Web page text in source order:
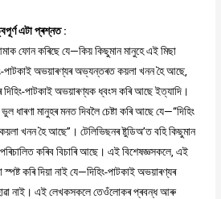
এটা প্ৰশ্নত :
ফোন কৰিছে যে—কিয় কিছুমান মানুহে এই মিছা
পাটকাই অভয়াৰণ্যৰ অভ্যন্তৰত কয়লা খনন হৈ আছে,
দিহিং-পাটকাই অভয়াৰণ্যক ধ্বংস কৰি আছে ইত্যাদি।
ধাৰণা মানুহৰ মনত দিবলৈ চেষ্টা কৰি আছে যে—“দিহিং
খনন হৈ আছে’’। টেলিভিছনৰ ষ্টুডিঅ’ত বহি কিছুমান
কৰিব বিচাৰি আছে। এই বিশেষজ্ঞসকলে, এই
কৰি দিয়া নাই যে—দিহিং-পাটকাই অভয়াৰণ্যৰ
নাই। এই লেখকসকলে তেওঁলোকৰ প্ৰবন্ধ আৰু